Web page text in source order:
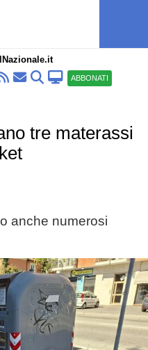
IlNazionale.it
ABBONATI
tre materassi
anche numerosi